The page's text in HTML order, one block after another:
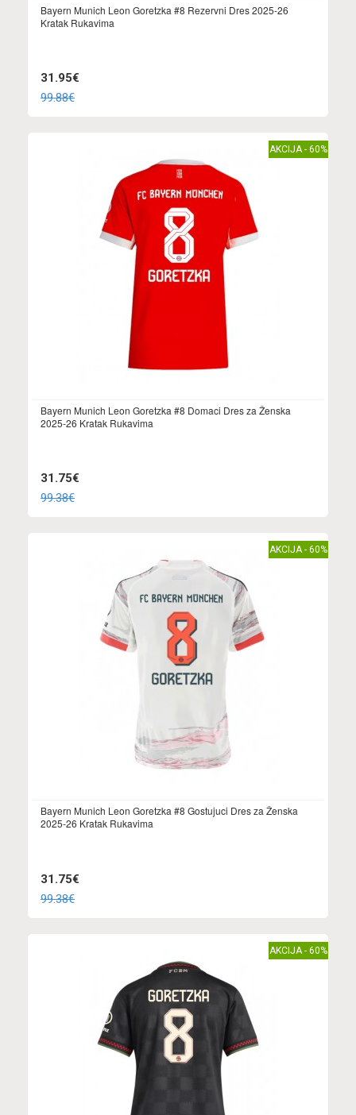
Bayern Munich Leon Goretzka #8 Rezervni Dres 2025-26
Kratak Rukavima
31.95€
99.88€
AKCIJA - 60%
Bayern Munich Leon Goretzka #8 Domaci Dres za Ženska
2025-26 Kratak Rukavima
31.75€
99.38€
AKCIJA - 60%
Bayern Munich Leon Goretzka #8 Gostujuci Dres za Ženska
2025-26 Kratak Rukavima
31.75€
99.38€
AKCIJA - 60%